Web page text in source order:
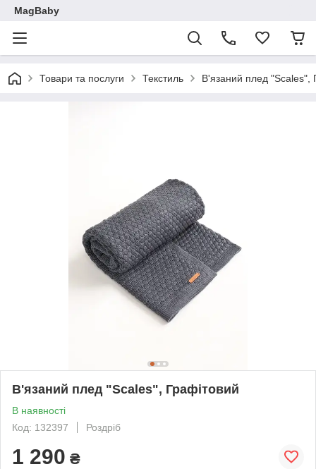
MagBaby
Товари та послуги Текстиль В'язаний плед "Scales",
В'язаний плед "Scales", Графітовий
В наявності
Код: 132397
Роздріб
1 290 ₴